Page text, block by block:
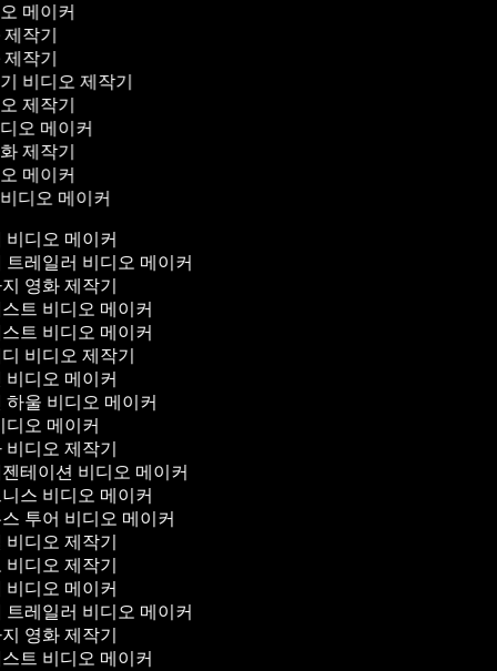
메이커
제작기
제작기
기 비디오 제작기
제작기
오 메이커
제작기
메이커
비디오 메이커
디오 메이커
레일러 비디오 메이커
영화 제작기
트 비디오 메이커
트 비디오 메이커
비디오 제작기
디오 메이커
울 비디오 메이커
오 메이커
디오 제작기
테이션 비디오 메이커
스 비디오 메이커
투어 비디오 메이커
디오 제작기
디오 제작기
디오 메이커
레일러 비디오 메이커
영화 제작기
트 비디오 메이커